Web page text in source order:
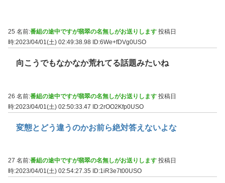
25 名前:番組の途中ですが翡翠の名無しがお送りします 投稿日
時:2023/04/01(土) 02:49:38.98 ID:6We+fDVg0USO
向こうでもなかなか荒れてる話題みたいね
26 名前:番組の途中ですが翡翠の名無しがお送りします 投稿日
時:2023/04/01(土) 02:50:33.47 ID:2rOO2Kfp0USO
変態とどう違うのかお前ら絶対答えないよな
27 名前:番組の途中ですが翡翠の名無しがお送りします 投稿日
時:2023/04/01(土) 02:54:27.35
ID:1iR3e7t00USO